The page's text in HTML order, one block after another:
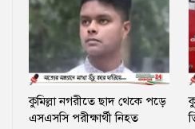
কুমিল্লা নগরীতে ছাদ থেকে পড়ে
এসএসসি পরীক্ষার্থী নিহত